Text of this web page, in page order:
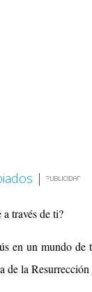
|
través de ti?
en un mundo
la